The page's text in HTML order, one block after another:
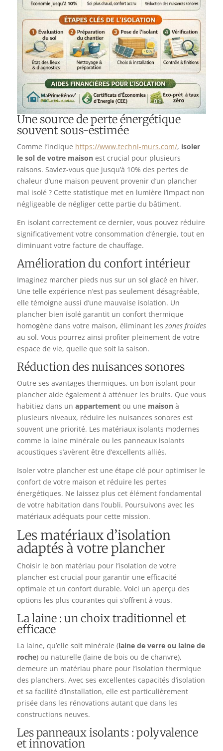
Une source de perte énergétique
souvent sous-estimée
Comme l’indique https://www.techni-murs.com/, isoler
le sol de votre maisonest crucial pour plusieurs
raisons. Saviez-vous que jusqu’à 10% des pertes de
chaleur d’une maison peuvent provenir d’un plancher
mal isolé ? Cette statistique met en lumière l’impact non
négligeable de négliger cette partie du bâtiment.
En isolant correctement ce dernier, vous pouvez réduire
significativement votre consommation d’énergie, tout en
diminuant votre facture de chauffage.
Amélioration du confort intérieur
Imaginez marcher pieds nus sur un sol glacé en hiver.
Une telle expérience n’est pas seulement désagréable,
elle témoigne aussi d’une mauvaise isolation. Un
plancher bien isolé garantit un confort thermique
homogène dans votre maison, éliminant les zones froides
au sol. Vous pourrez ainsi profiter pleinement de votre
espace de vie, quelle que soit la saison.
Réduction des nuisances sonores
Outre ses avantages thermiques, un bon isolant pour
plancher aide également à atténuer les bruits. Que vous
habitiez dans un appartement ou une maisonà
plusieurs niveaux, réduire les nuisances sonores est
souvent une priorité. Les matériaux isolants modernes
comme la laine minérale ou les panneaux isolants
acoustiques s’avèrent être d’excellents alliés.
Isoler votre plancher est une étape clé pour optimiser le
confort de votre maison et réduire les pertes
énergétiques. Ne laissez plus cet élément fondamental
de votre habitation dans l’oubli. Poursuivons avec les
matériaux adéquats pour cette mission.
Les matériaux d’isolation
adaptés à votre plancher
Choisir le bon matériau pour l’isolation de votre
plancher est crucial pour garantir une efficacité
optimale et un confort durable. Voici un aperçu des
options les plus courantes qui s’offrent à vous.
La laine : un choix traditionnel et
efficace
La laine, qu’elle soit minérale (laine de verre ou laine de
roche) ou naturelle (laine de bois ou de chanvre),
demeure un matériau phare pour l’isolation thermique
des planchers. Avec ses excellentes capacités d’isolation
et sa facilité d’installation, elle est particulièrement
prisée dans les rénovations autant que dans les
constructions neuves.
Les panneaux isolants : polyvalence
et innovation